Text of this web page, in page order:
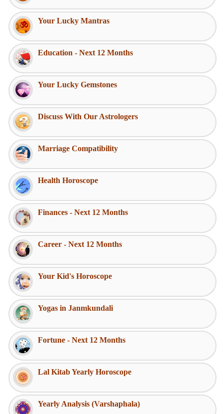
Your Lucky Mantras
Education - Next 12 Months
Your Lucky Gemstones
Discuss With Our Astrologers
Marriage Compatibility
Health Horoscope
Finances - Next 12 Months
Career - Next 12 Months
Your Kid's Horoscope
Yogas in Janmkundali
Fortune - Next 12 Months
Lal Kitab Yearly Horoscope
Yearly Analysis (Varshaphala)